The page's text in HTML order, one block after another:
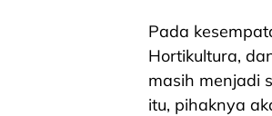
Pada
Hortikultura,
masih menjadi
itu, pihaknya